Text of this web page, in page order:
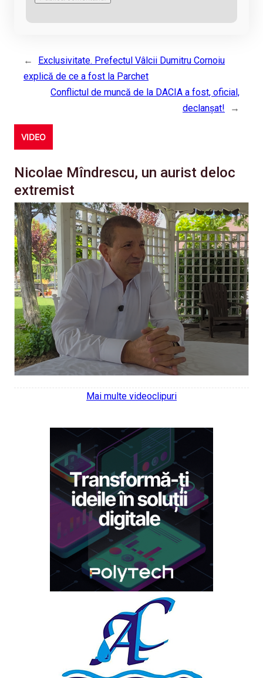
←
Exclusivitate. Prefectul Vâlcii Dumitru Cornoiu
explică de ce a fost la Parchet
Conflictul de muncă de la DACIA a fost, oficial,
declanșat!
→
VIDEO
Nicolae Mîndrescu, un aurist deloc
extremist
Mai multe videoclipuri